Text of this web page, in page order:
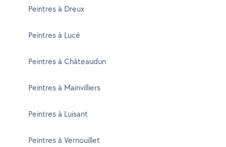
Peintres à Dreux
Peintres à Lucé
Peintres à Châteaudun
Peintres à Mainvilliers
Peintres à Luisant
Peintres à Vernouillet